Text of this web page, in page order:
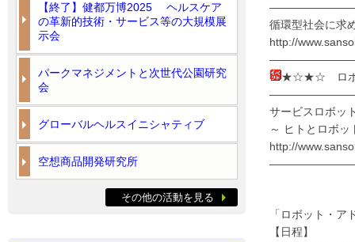
循環型社会に求
http://
★☆★☆ ロボ
サービスロボッ
～ ヒトとロボ
http://
「ロボット・
【日程】
【終了】健都万博2025 ヘルスケア
の革新的技術・サービス等の大規模展
示会
パークマネジメントと次世代公園研究
会
グローバルヘルスイニシャティブ
空想商品開発研究所
その他の活動を見る